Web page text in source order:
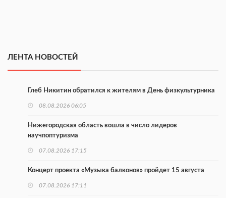
ЛЕНТА НОВОСТЕЙ
Глеб Никитин обратился к жителям в День физкультурника
08.08.2026 06:05
Нижегородская область вошла в число лидеров
научпоптуризма
07.08.2026 17:15
Концерт проекта «Музыка балконов» пройдет 15 августа
07.08.2026 17:11